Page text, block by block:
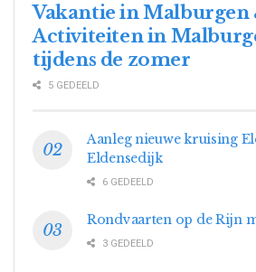
Vakantie in Malburgen
Activiteiten in
tijdens de zomer
5 GEDEELD
Aanleg nieuwe kruising
Eldensedijk
6 GEDEELD
Rondvaarten op de Rijn
3 GEDEELD